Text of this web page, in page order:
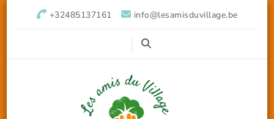
+32485137161 info@lesamisduvillage.be